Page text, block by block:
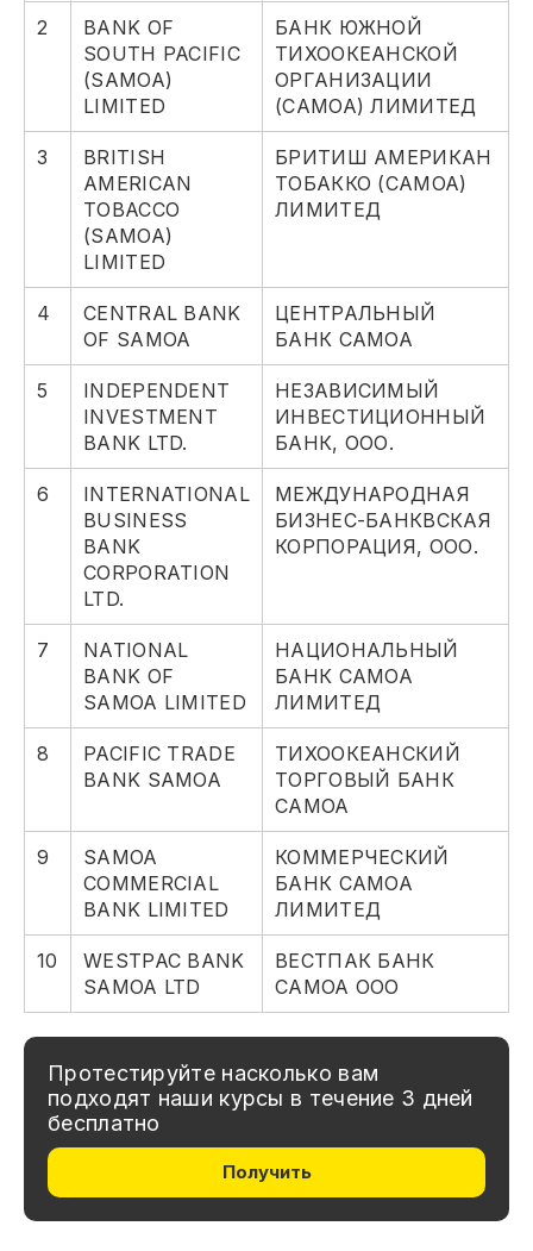
2
BANK OF
SOUTH PACIFIC
(SAMOA)
LIMITED
БАНК ЮЖНОЙ
ТИХООКЕАНСКОЙ
ОРГАНИЗАЦИИ
(САМОА) ЛИМИТЕД
3
BRITISH
AMERICAN
TOBACCO
(SAMOA)
LIMITED
БРИТИШ АМЕРИКАН
ТОБАККО (САМОА)
ЛИМИТЕД
4
CENTRAL BANK
OF SAMOA
ЦЕНТРАЛЬНЫЙ
БАНК САМОА
5
INDEPENDENT
INVESTMENT
BANK LTD.
НЕЗАВИСИМЫЙ
ИНВЕСТИЦИОННЫЙ
БАНК, ООО.
6
INTERNATIONAL
BUSINESS
BANK
CORPORATION
LTD.
МЕЖДУНАРОДНАЯ
БИЗНЕС-БАНКВСКАЯ
КОРПОРАЦИЯ, ООО.
7
NATIONAL
BANK OF
SAMOA LIMITED
НАЦИОНАЛЬНЫЙ
БАНК САМОА
ЛИМИТЕД
8
PACIFIC TRADE
BANK SAMOA
ТИХООКЕАНСКИЙ
ТОРГОВЫЙ БАНК
САМОА
9
SAMOA
COMMERCIAL
BANK LIMITED
КОММЕРЧЕСКИЙ
БАНК САМОА
ЛИМИТЕД
10
WESTPAC BANK
SAMOA LTD
ВЕСТПАК БАНК
САМОА ООО
Протестируйте насколько вам
подходят наши курсы в течение 3 дней
бесплатно
Получить